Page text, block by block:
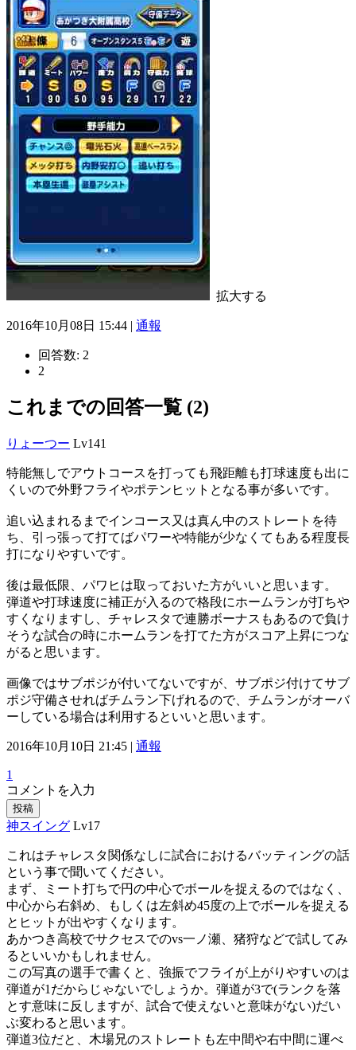
拡大する
2016年10月08日 15:44 | 通報
回答数: 2
2
これまでの回答一覧 (2)
りょーつー Lv141
特能無しでアウトコースを打っても飛距離も打球速度も出に
くいので外野フライやポテンヒットとなる事が多いです。
追い込まれるまでインコース又は真ん中のストレートを待
ち、引っ張って打てばパワーや特能が少なくてもある程度長
打になりやすいです。
後は最低限、パワヒは取っておいた方がいいと思います。
弾道や打球速度に補正が入るので格段にホームランが打ちや
すくなりますし、チャレスタで連勝ボーナスもあるので負け
そうな試合の時にホームランを打てた方がスコア上昇につな
がると思います。
画像ではサブポジが付いてないですが、サブポジ付けてサブ
ポジ守備させればチムラン下げれるので、チムランがオーバ
ーしている場合は利用するといいと思います。
2016年10月10日 21:45 | 通報
1
コメントを入力
投稿
神スイング Lv17
これはチャレスタ関係なしに試合におけるバッティングの話
という事で聞いてください。
まず、ミート打ちで円の中心でボールを捉えるのではなく、
中心から右斜め、もしくは左斜め45度の上でボールを捉える
とヒットが出やすくなります。
あかつき高校でサクセスでのvs一ノ瀬、猪狩などで試してみ
るといいかもしれません。
この写真の選手で書くと、強振でフライが上がりやすいのは
弾道が1だからじゃないでしょうか。弾道が3で(ランクを落
とす意味に反しますが、試合で使えないと意味がない)だい
ぶ変わると思います。
弾道3位だと、木場兄のストレートも左中間や右中間に運べ